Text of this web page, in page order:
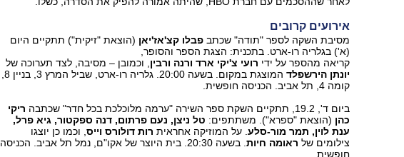
אירועים קרובים
מסיבת השקה לספר "תודה" שכתב פבלו קצ'אז'יאן (הוצאת "זיקית") תתקיים היום
(א') בגלריה רו-ארט. בתכנית: הצגת הספר והסופר,
קריאה מהספר על ידי רועי צ'יקי ארד ורנה ורבין, וכמובן – מסיבה, לצד תערוכה של
יונתן הירשפלד
המוצגת במקום. בשעה 20:00. גלריה רו-ארט, שביל המרץ 3, בניין 8,
קומה 4, תל אביב. הכניסה חופשית.
ביום ד', 19.2, תתקיים השקת ספר השירה "ערמה מלוכלכת בכל חדר" שכתבה
ריקי
כהן (הוצאת "ספרא"). משתתפים: טל ניצן, נעם פרתום, דנה ספקטור, גיא פרל,
ענת לוין, תמר מור-סלע. על המוזיקה אחראית רות דולורס וייס, וכמו כן יוצגו
צילומים של ראומה חיות
. בשעה 20:30. בית היוצר של אקו"ם, נמל תל אביב. הכניסה
חופשית.